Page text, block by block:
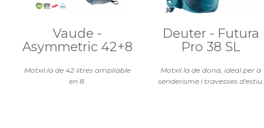
Motxil.la de 42 litres ampliable
en 8.
Vaude -
Asymmetric 42+8
Motxil.la de dona, ideal per a
senderisme i travesses d'estiu.
Deuter - Futura
Pro 38 SL